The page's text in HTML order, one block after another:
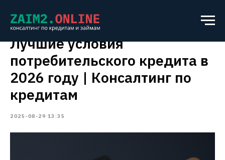
Лучшие условия
потребительского кредита в
2026 году | Консалтинг по
кредитам
2025-08-29 13:35